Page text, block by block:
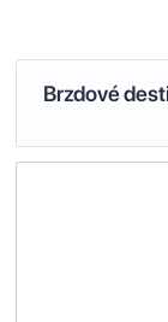
Brzdové